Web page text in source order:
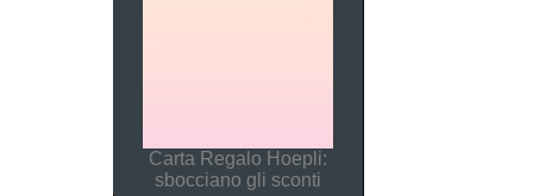
Carta Regalo Hoepli:
sbocciano gli sconti